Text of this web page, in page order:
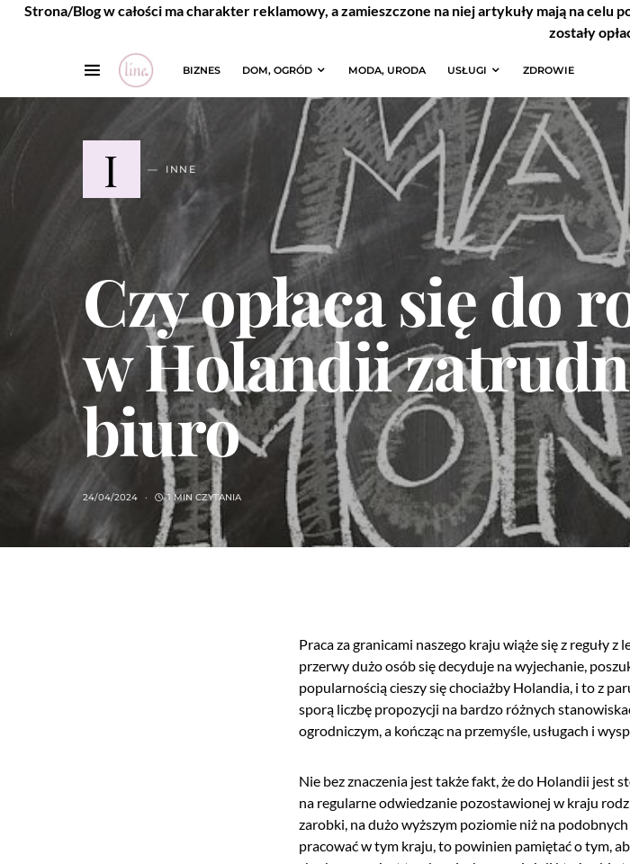
Strona/Blog w całości ma charakter reklamowy, a zamieszczone na niej artykuły mają na
zostały
BIZNES DOM, OGRÓD MODA, URODA USŁUGI ZDROWIE
I INNE
Czy opłaca się do
w Holandii
biuro
24/04/2024 1 MIN CZYTANIA
Praca za granicami naszego kraju wiąże się z reguły
przerwy dużo osób się decyduje na wyjechanie,
popularnością cieszy się chociażby Holandia, i to z
sporą liczbę propozycji na bardzo różnych
ogrodniczym, a kończąc na przemyśle, usługach i
Nie bez znaczenia jest także fakt, że do Holandii jest
na regularne odwiedzanie pozostawionej w kraju
zarobki, na dużo wyższym poziomie niż na
pracować w tym kraju, to powinien pamiętać o tym,